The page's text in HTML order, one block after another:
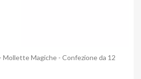
Anteprima
Mollette Magiche - Confezione da 12